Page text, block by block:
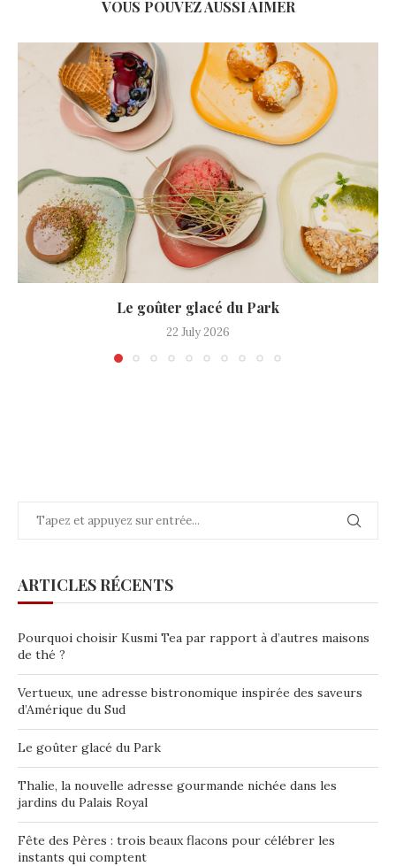
VOUS POUVEZ AUSSI AIMER
Le goûter glacé du Park
22 July 2026
ARTICLES RÉCENTS
Pourquoi choisir Kusmi Tea par rapport à d’autres maisons
de thé ?
Vertueux, une adresse bistronomique inspirée des saveurs
d’Amérique du Sud
Le goûter glacé du Park
Thalie, la nouvelle adresse gourmande nichée dans les
jardins du Palais Royal
Fête des Pères : trois beaux flacons pour célébrer les
instants qui comptent